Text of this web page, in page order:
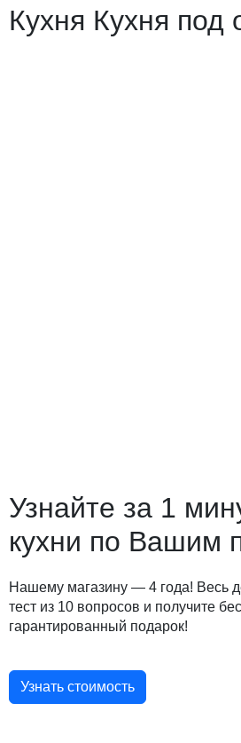
Кухня Кухня
Узнайте за 1
кухни по Вашим
Нашему магазину — 4 года! Весь
тест из 10 вопросов и получите
гарантированный подарок!
Узнать стоимость